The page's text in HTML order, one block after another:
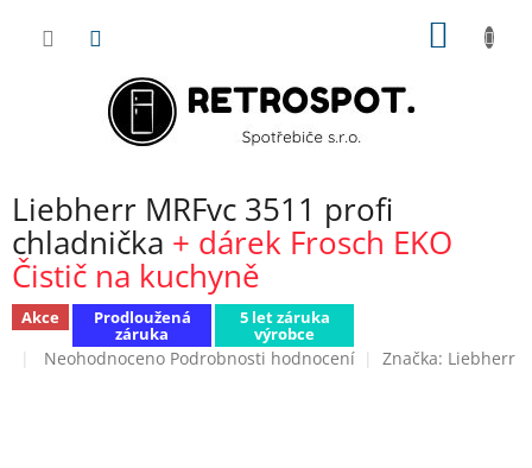
Liebherr MRFvc 3511 profi
chladnička + dárek Frosch EKO
Čistič na kuchyně
Akce Prodloužená
záruka
5 let záruka
výrobce
Průměrné
Neohodnoceno Podrobnosti hodnocení Značka: Liebherr